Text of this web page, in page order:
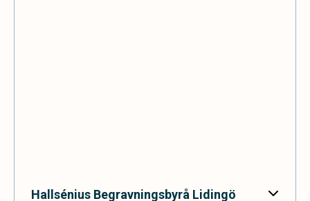
Hallsénius Begravningsbyrå Lidingö